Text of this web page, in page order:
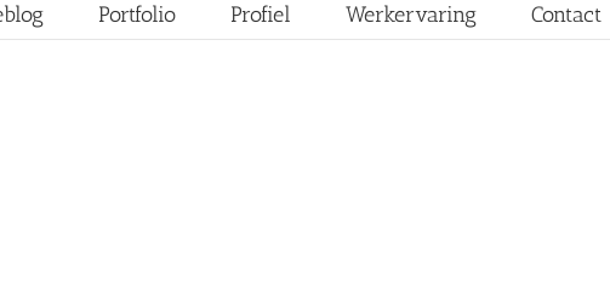
Portfolio Profiel Werkervaring Contact